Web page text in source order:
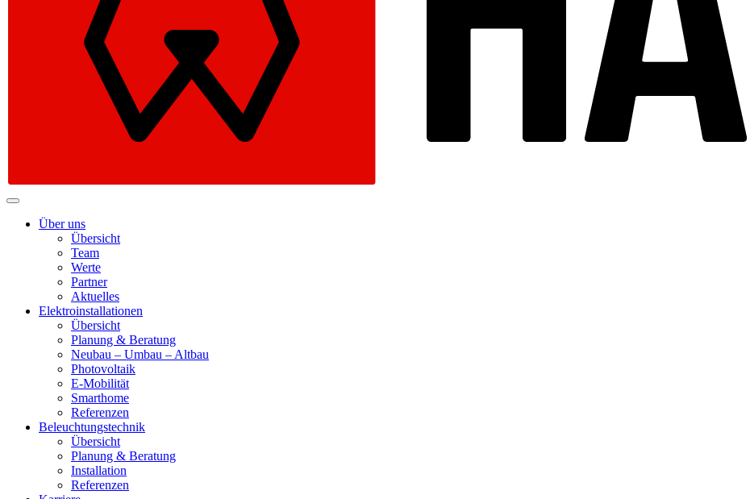
Über uns
Übersicht
Team
Werte
Partner
Aktuelles
Elektroinstallationen
Übersicht
Planung & Beratung
Neubau – Umbau – Altbau
Photovoltaik
E-Mobilität
Smarthome
Referenzen
Beleuchtungstechnik
Übersicht
Planung & Beratung
Installation
Referenzen